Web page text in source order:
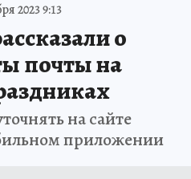
2023 9:13
о
почты на
на сайте
приложении